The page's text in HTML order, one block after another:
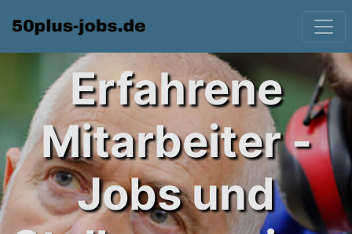
Erfahrene
Mitarbeiter -
Jobs und